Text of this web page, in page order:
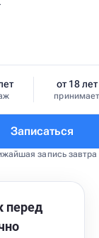
от 18 лет
принимает
Записаться
запись завтра
перед